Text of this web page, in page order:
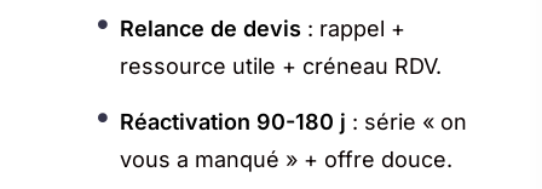
Relance de devis : rappel +
ressource utile + créneau RDV.
Réactivation 90-180 j : série « on
vous a manqué » + offre douce.